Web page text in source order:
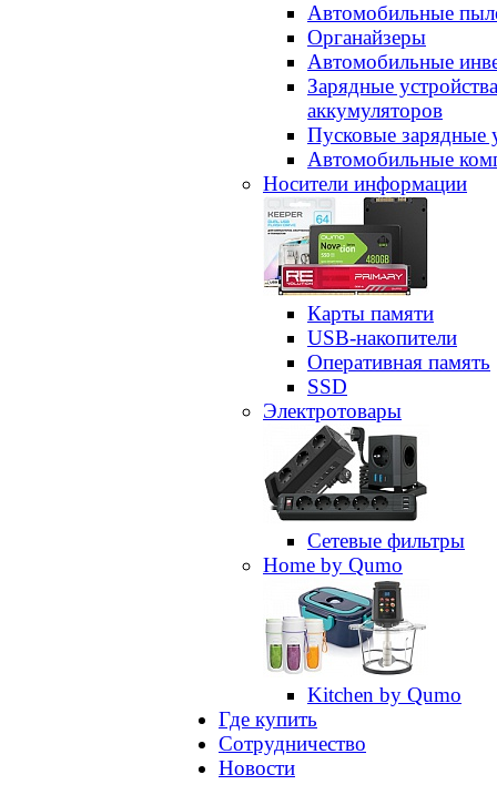
Автомобильные
Органайзеры
Автомобильные
Зарядные
аккумуляторов
Пусковые зарядные
Автомобильные
Носители информации
Карты памяти
USB-накопители
Оперативная память
SSD
Электротовары
Сетевые фильтры
Home by Qumo
Kitchen by Qumo
Где купить
Сотрудничество
Новости